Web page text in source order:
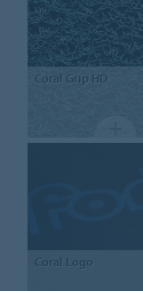
Coral Grip HD
Coral Logo